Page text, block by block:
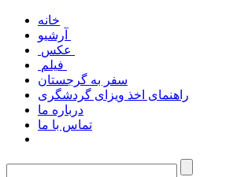
خانه
سفر به گرجستان
راهنمای اخذ ویزای گردشگری
درباره ما
تماس با ما